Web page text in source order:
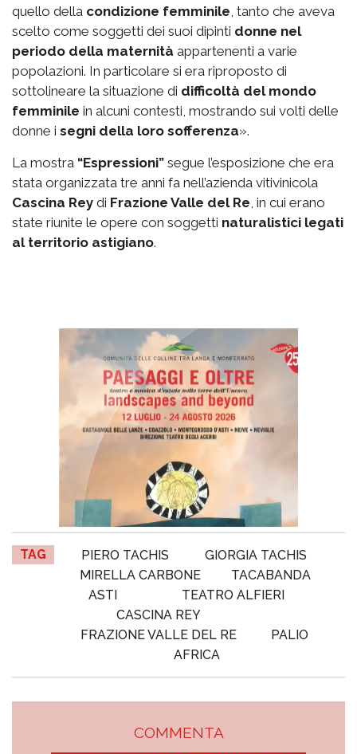
quello della condizione femminile , tanto che aveva
scelto come soggetti dei suoi dipinti donne nel
periodo della maternità appartenenti a varie
popolazioni. In particolare si era riproposto di
sottolineare la situazione di difficoltà del mondo
femminile in alcuni contesti, mostrando sui volti delle
donne i segni della loro sofferenza».
La mostra “Espressioni” segue l’esposizione che era
stata organizzata tre anni fa nell’azienda vitivinicola
Cascina Rey di Frazione Valle del Re , in cui erano
state riunite le opere con soggetti naturalistici legati
al territorio astigiano.
TAG PIERO TACHIS
GIORGIA TACHIS
MIRELLA CARBONE
TACABANDA
ASTI
TEATRO ALFIERI
CASCINA REY
FRAZIONE VALLE DEL RE
PALIO
AFRICA
COMMENTA